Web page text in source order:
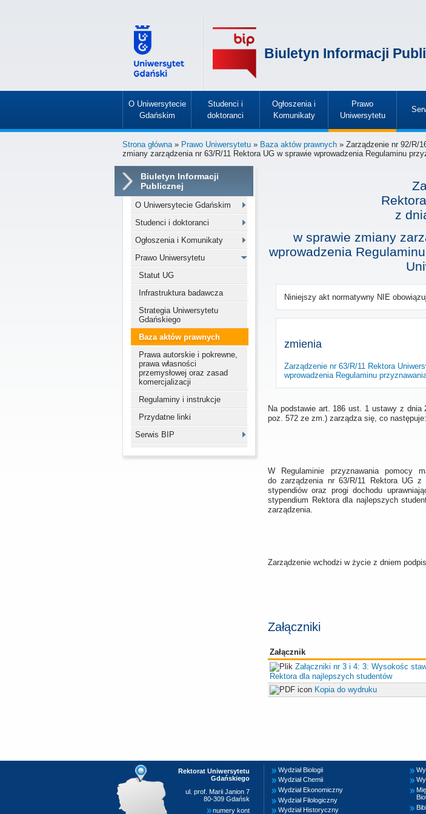
Biuletyn Informacji
O Uniwersytecie
Gdańskim
»
Studenci i
doktoranci
»
Ogłoszenia i
Komunikaty
»
Prawo
Uniwersytetu
»
Strona główna» Prawo Uniwersytetu » Baza aktów prawnych » Zarządzenie nr 92/R/
zmiany zarządzenia nr 63/R/11 Rektora UG w sprawie wprowadzenia Regulaminu
Biuletyn Informacji
Publicznej
O Uniwersytecie Gdańskim
Studenci i doktoranci
Ogłoszenia i Komunikaty
Prawo Uniwersytetu
Statut UG
Infrastruktura badawcza
Strategia Uniwersytetu
Gdańskiego
Baza aktów prawnych
Prawa autorskie i pokrewne,
prawa własności
przemysłowej oraz zasad
komercjalizacji
Regulaminy i instrukcje
Przydatne linki
Serwis BIP
z
w sprawie zmiany
wprowadzenia
Niniejszy akt normatywny NIE
zmienia
Zarządzenie nr 63/R/11 Rektora
wprowadzenia Regulaminu
Na podstawie art. 186 ust. 1 ustawy z
poz. 572 ze zm.) zarządza się, co następuje:
W Regulaminie przyznawania pomocy
do zarządzenia nr 63/R/11 Rektora UG
stypendiów oraz progi dochodu
stypendium Rektora dla najlepszych
zarządzenia.
Zarządzenie wchodzi w życie z dniem
Załączniki
Załącznik
Załączniki nr 3 i 4: 3: Wysokośc
Rektora dla najlepszych studentów
Kopia do wydruku
Rektorat Uniwersytetu
Gdańskiego
ul. prof. Marii Janion 7
80-309 Gdańsk
numery kont
Wydział Biologii
Wydział Chemii
Wydział Ekonomiczny
Wydział Filologiczny
Wydział Historyczny